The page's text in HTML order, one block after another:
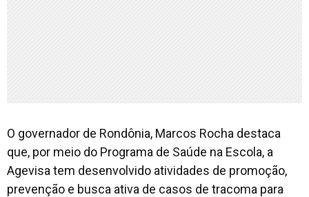
O governador de Rondônia, Marcos Rocha destaca
que, por meio do Programa de Saúde na Escola, a
Agevisa tem desenvolvido atividades de promoção,
prevenção e busca ativa de casos de tracoma para